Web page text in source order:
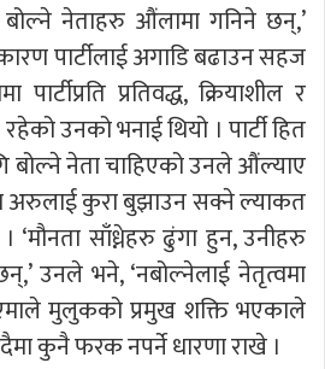
बोल्ने नेताहरु औंलामा गनिने छन्,’
पार्टीलाई अगाडि बढाउन सहज
प्रतिवद्ध, क्रियाशील र
उनको भनाई थियो । पार्टी हित
बोल्ने नेता चाहिएको उनले औंल्याए
अरुलाई कुरा बुझाउन सक्ने ल्याकत
साँध्नेहरु ढुंगा हुन, उनीहरु
उनले भने, ‘नबोल्नेलाई नेतृत्वमा
मुलुकको प्रमुख शक्ति भएकाले
कुनै फरक नपर्ने धारणा राखे ।